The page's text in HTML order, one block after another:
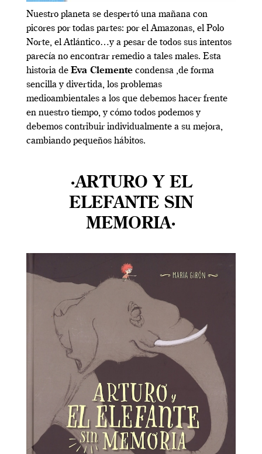
Nuestro planeta se despertó una mañana con
picores por todas partes: por el Amazonas, el Polo
Norte, el Atlántico…y a pesar de todos sus intentos
parecía no encontrar remedio a tales males. Esta
historia de Eva Clemente condensa ,de forma
sencilla y divertida, los problemas
medioambientales a los que debemos hacer frente
en nuestro tiempo, y cómo todos podemos y
debemos contribuir individualmente a su mejora,
cambiando pequeños hábitos.
·ARTURO Y EL
ELEFANTE SIN
MEMORIA·